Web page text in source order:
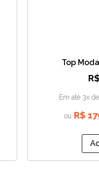
Top
R$
Em até 3x de
ou R$